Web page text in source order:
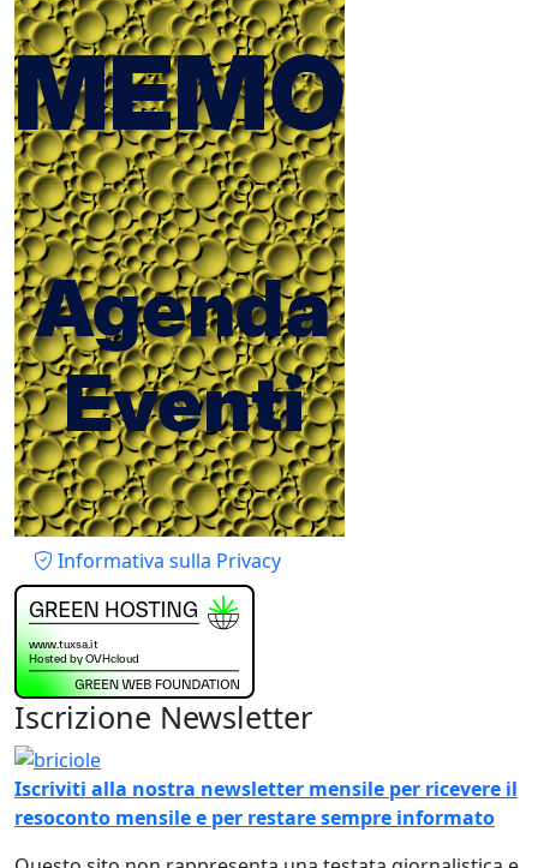
Piè di pagina
Informativa sulla Privacy
Iscrizione Newsletter
Immagine
Iscriviti alla nostra newsletter mensile per ricevere il
resoconto mensile e per restare sempre informato